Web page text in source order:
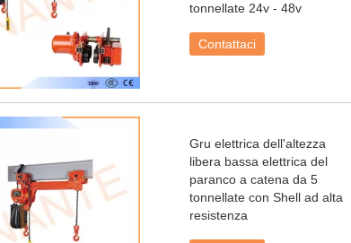
tonnellate 24v - 48v
Contattaci
Gru elettrica dell'altezza
libera bassa elettrica del
paranco a catena da 5
tonnellate con Shell ad alta
resistenza